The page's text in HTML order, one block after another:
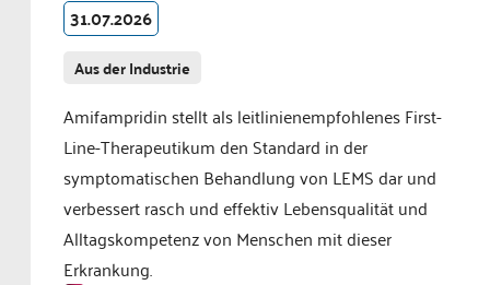
31.07.2026
Aus der Industrie
Amifampridin stellt als leitlinienempfohlenes First-
Line-Therapeutikum den Standard in der
symptomatischen Behandlung von LEMS dar und
verbessert rasch und effektiv Lebensqualität und
Alltagskompetenz von Menschen mit dieser
Erkrankung.